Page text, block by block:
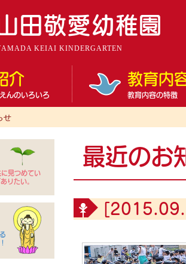
田敬愛幼稚園
KEIAI KINDERGARTEN
介
んのいろいろ
教育内
教育内容の特徴
せ
最近のお
見つめてい
りたい。